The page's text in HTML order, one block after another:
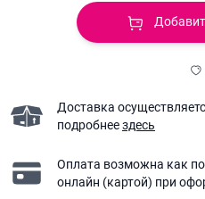
Доставка
подробнеездесь
Оплата возможна как
онлайн (картой) при